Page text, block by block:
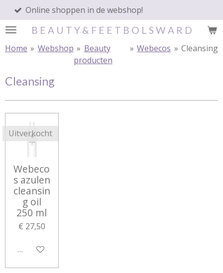
Ga
direct
naar
de
B E A U T Y & F E E T B O L S W A R D
in de webshop!
Home » Webshop » Beauty
producten
» Webecos » Cleansing
Cleansing
Uitverkocht
Webeco
s azulen
cleansin
g oil
250 ml
€ 27,50
Houd mij op de hoogte